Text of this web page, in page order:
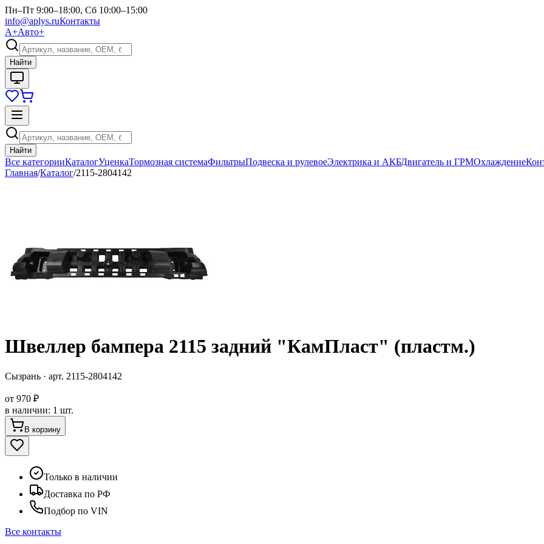
Пн–Пт 9:00–18:00, Сб 10:00–15:00
info@aplys.ruКонтакты
А+Авто+
Найти
Найти
Все категорииКаталогУценкаТормозная системаФильтрыПодвеска и рулевоеЭлектрика и АКБДвигатель и ГРМОхлаждение
Главная/Каталог/2115-2804142
Швеллер бампера 2115 задний "КамПласт" (пластм.)
Сызрань · арт. 2115-2804142
от 970 ₽
в наличии: 1 шт.
В корзину
Только в наличии
Доставка по РФ
Подбор по VIN
Все контакты